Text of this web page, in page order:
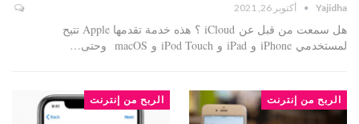
Yajidha أكتوبر 26, 2021
هل سمعت من قبل عن iCloud ؟ هذه خدمة تقدمها Apple تتيح
لمستخدمي iPhone و iPad و iPod Touch و macOS وحتى…
الربح من إنترنت الربح من إنترنت